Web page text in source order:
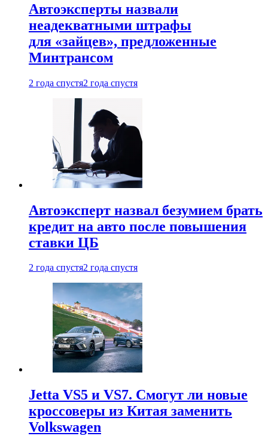
Автоэксперты назвали
неадекватными штрафы
для «зайцев», предложенные
Минтрансом
2 года спустя2 года спустя
Автоэксперт назвал безумием брать
кредит на авто после повышения
ставки ЦБ
2 года спустя2 года спустя
Jetta VS5 и VS7. Смогут ли новые
кроссоверы из Китая заменить
Volkswagen